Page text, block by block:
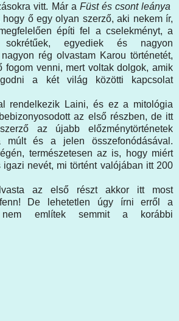
vitt. Már a Füst és csont leánya
hogy ő egy olyan szerző, aki nekem ír,
építi fel a cselekményt, a
sokrétűek, egyediek és nagyon
rég olvastam Karou történetét,
fogom venni, mert voltak dolgok, amik
a két világ közötti kapcsolat
rendelkezik Laini, és ez a mitológia
az első részben, de itt
az újabb előzménytörténetek
múlt és a jelen összefonódásával.
természetesen az is, hogy miért
nevét, mi történt valójában itt 200
az első részt akkor itt most
De lehetetlen úgy írni erről a
nem említek semmit a korábbi